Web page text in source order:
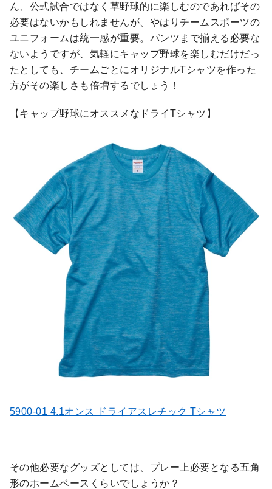
ん、公式試合ではなく草野球的に楽しむのであればその
必要はないかもしれませんが、やはりチームスポーツの
ユニフォームは統一感が重要。パンツまで揃える必要な
ないようですが、気軽にキャップ野球を楽しむだけだっ
たとしても、チームごとにオリジナルTシャツを作った
方がその楽しさも倍増するでしょう！
【キャップ野球にオススメなドライTシャツ】
5900-01 4.1オンス ドライアスレチック Tシャツ
その他必要なグッズとしては、プレー上必要となる五角
形のホームベースくらいでしょうか？